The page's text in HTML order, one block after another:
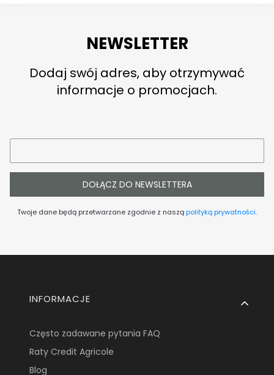
NEWSLETTER
Dodaj swój adres, aby otrzymywać
informacje o promocjach.
DOŁĄCZ DO NEWSLETTERA
Twoje dane będą przetwarzane zgodnie z nasząpolityką prywatności.
Linki w stopce
INFORMACJE
Często zadawane pytania FAQ
Raty Credit Agricole
Blog